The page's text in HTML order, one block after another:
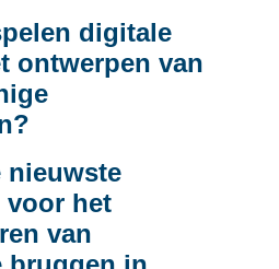
digitale
ontwerpen van
nieuwste
voor het
van